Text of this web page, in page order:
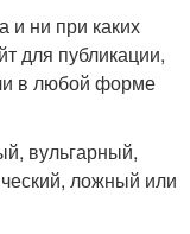
и ни при каких
для публикации,
в любой форме
вульгарный,
ложный или